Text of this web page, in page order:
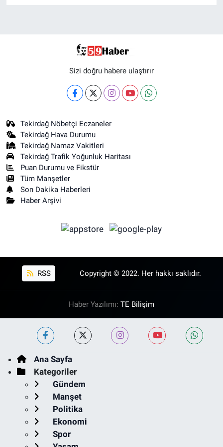
Sizi doğru habere ulaştırır
Tekirdağ Nöbetçi Eczaneler
Tekirdağ Hava Durumu
Tekirdağ Namaz Vakitleri
Tekirdağ Trafik Yoğunluk Haritası
Puan Durumu ve Fikstür
Tüm Manşetler
Son Dakika Haberleri
Haber Arşivi
RSS Copyright © 2022. Her hakkı saklıdır.
Haber Yazılımı: TE Bilişim
Ana Sayfa
Kategoriler
Gündem
Manşet
Politika
Ekonomi
Spor